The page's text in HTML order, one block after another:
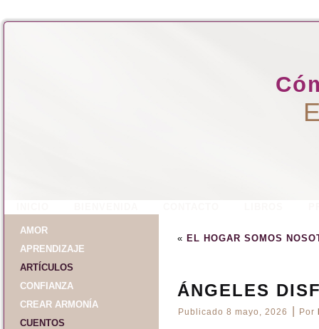
AMOR
APRENDIZAJE
ARTÍCULOS
CONFIANZA
CREAR ARMONÍA
CUENTOS
« EL HOGAR SOMOS
ÁNGELES
Publicado 8 mayo, 2026 Por